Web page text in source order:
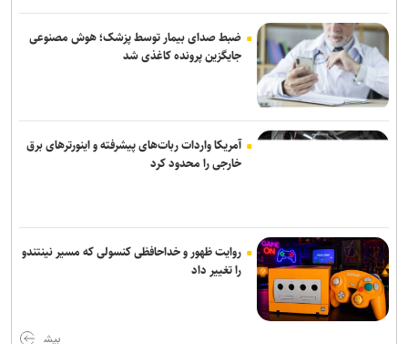
انفجار در سوریه/ پهپادها در آسمان لاذقیه رویت شدند
شبکه اول روسیه: اربعین یکی از بزرگ‌ترین راهپیمایی‌های جهان است
ضبط صدای بیمار توسط پزشک؛ هوش مصنوعی
جایگزین پرونده کاغذی شد
آمریکا واردات ربات‌های پیشرفته و اینورترهای برق
خارجی را محدود کرد
روایت ظهور و خداحافظی کنسولی که مسیر نینتندو
را تغییر داد
بیش